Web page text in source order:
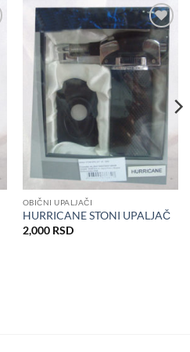
Add to
Wishlist
OBIČNI UPALJAČI
HURRICANE STONI UPALJAČ
2,000 RSD